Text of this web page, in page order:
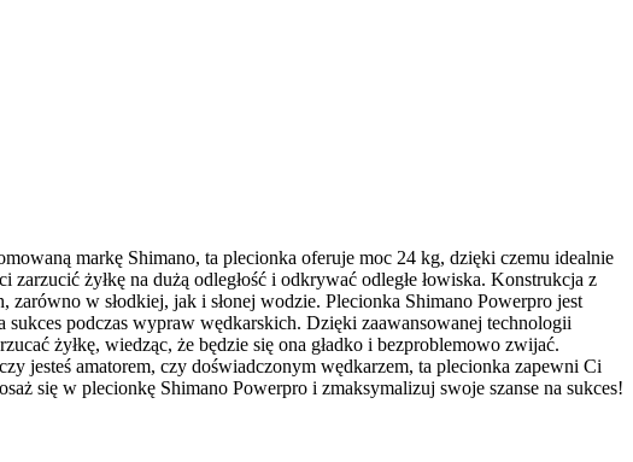
markę Shimano, ta plecionka oferuje moc 24 kg, dzięki czemu idealnie
żyłkę na dużą odległość i odkrywać odległe łowiska. Konstrukcja z
w słodkiej, jak i słonej wodzie. Plecionka Shimano Powerpro jest
podczas wypraw wędkarskich. Dzięki zaawansowanej technologii
żyłkę, wiedząc, że będzie się ona gładko i bezproblemowo zwijać.
jesteś amatorem, czy doświadczonym wędkarzem, ta plecionka zapewni Ci
się w plecionkę Shimano Powerpro i zmaksymalizuj swoje szanse na sukces!